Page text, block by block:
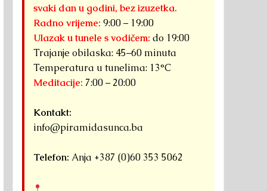
svaki dan u godini, bez izuzetka.
Radno vrijeme: 9:00 – 19:00
Ulazak u tunele s vodičem: do 19:00
Trajanje obilaska: 45–60 minuta
Temperatura u tunelima: 13°C
Meditacije: 7:00 – 20:00
Kontakt:
info@piramidasunca.ba
Telefon: Anja +387 (0)60 353 5062